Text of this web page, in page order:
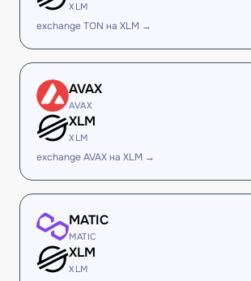
XLM
exchange TON на XLM →
AVAX
AVAX
XLM
XLM
exchange AVAX на XLM →
MATIC
MATIC
XLM
XLM